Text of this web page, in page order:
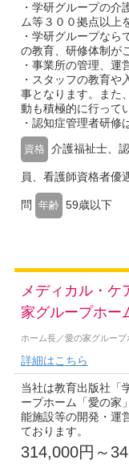
・学研グループの
ム等３００拠点以上
・学研グループな
の教育、研修体制が
・事業所の管理、運
・スタッフの教育
事となります。また
動も積極的に行って
・認知症管理者研修
資格 介護福祉士、
員、看護師資格者優
問 年齢 59歳以下
メディカル・ケ
家グループホー
ホーム長／愛の家グルー
詳細はこちら
当社は教育出版社「
ープホーム「愛の家
能施設等の開発・運
ております。
314,000円～